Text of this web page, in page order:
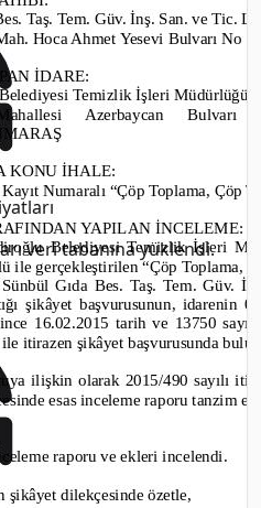
veri tabanına yüklendi.
Taş. Tem. Güv. İnş. San. ve Tic.
Hoca Ahmet Yesevi Bulvarı
İDARE:
si Temizlik İşleri Müdürlüğü
Mahallesi Azerbaycan
KONU İHALE:
Numaralı “Çöp Toplama, Çöp
YAPILAN İNCELEME:
Belediyesi Temizlik İşleri
ile gerçekleştirilen “Çöp Toplama,
Gıda Bes. Taş. Tem. Güv.
şikâyetbaşvurusunun, idarenin
ce 16.02.2015 tarih ve 13750sayı
itirazen şikâyet başvurusunda
ilişkin olarak 2015/490 sayılı
esas inceleme raporu tanzim
raporu ve ekleri incelendi.
şikâyet dilekçesinde özetle,